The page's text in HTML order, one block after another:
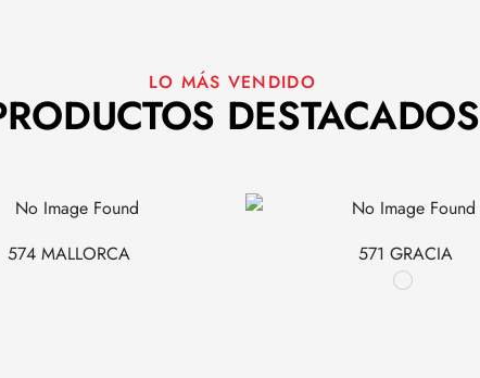
LO MÁS VENDIDO
DESTACADOS
574 MALLORCA 571 GRACIA